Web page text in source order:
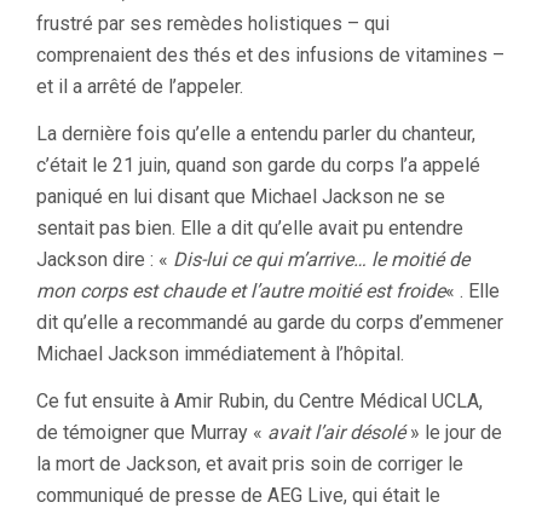
frustré par ses remèdes holistiques – qui
comprenaient des thés et des infusions de vitamines –
et il a arrêté de l’appeler.
La dernière fois qu’elle a entendu parler du chanteur,
c’était le 21 juin, quand son garde du corps l’a appelé
paniqué en lui disant que Michael Jackson ne se
sentait pas bien. Elle a dit qu’elle avait pu entendre
Jackson dire : « Dis-lui ce qui m’arrive… le moitié de
mon corps est chaude et l’autre moitié est froide« . Elle
dit qu’elle a recommandé au garde du corps d’emmener
Michael Jackson immédiatement à l’hôpital.
Ce fut ensuite à Amir Rubin, du Centre Médical UCLA,
de témoigner que Murray « avait l’air désolé» le jour de
la mort de Jackson, et avait pris soin de corriger le
communiqué de presse de AEG Live, qui était le